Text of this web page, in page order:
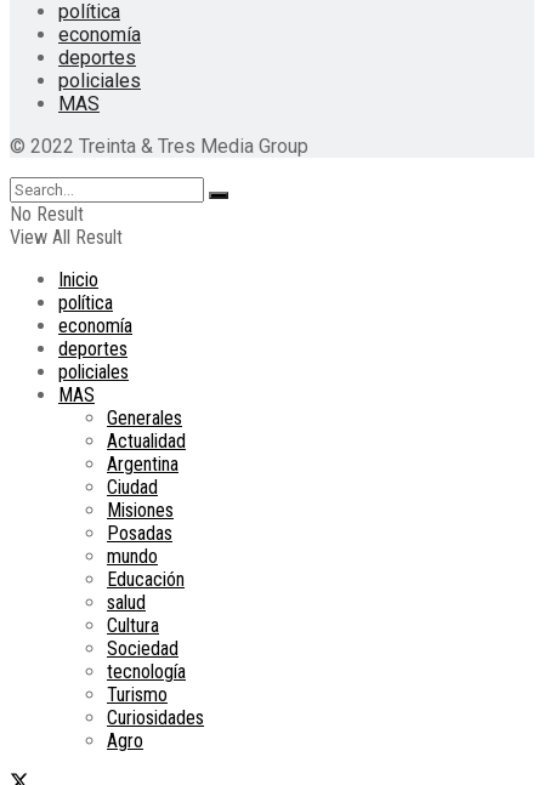
política
economía
deportes
policiales
MAS
© 2022 Treinta & Tres Media Group
No Result
View All Result
Inicio
política
economía
deportes
policiales
MAS
Generales
Actualidad
Argentina
Ciudad
Misiones
Posadas
mundo
Educación
salud
Cultura
Sociedad
tecnología
Turismo
Curiosidades
Agro